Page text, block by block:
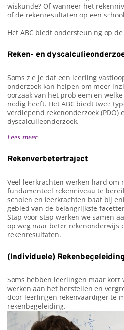
wiskunde? Of wanneer het
of de rekenresultaten op een
Het ABC biedt ondersteuning op
Reken- en
Soms zie je dat een leerling
onderzoek kan helpen om meer
oorzaak van het probleem en
nodig heeft. Het ABC biedt twee
verdiepend rekenonderzoek (PDO)
dyscalculieonderzoek.
Lees meer
Rekenverbetertraject
Veel leerkrachten werken hard om
fundamenteel rekenniveau te
scholen en leerkrachten baat bij
gebied van de belangrijkste
Stap voor stap werken we samen
op weg naar beter rekenonderwijs
rekenresultaten.
(Individuele) Rekenbegeleiding
Soms hebben leerlingen maar kort
werken aan het herstellen en
door leerlingen rekenvaardiger te
rekenbegeleiding.